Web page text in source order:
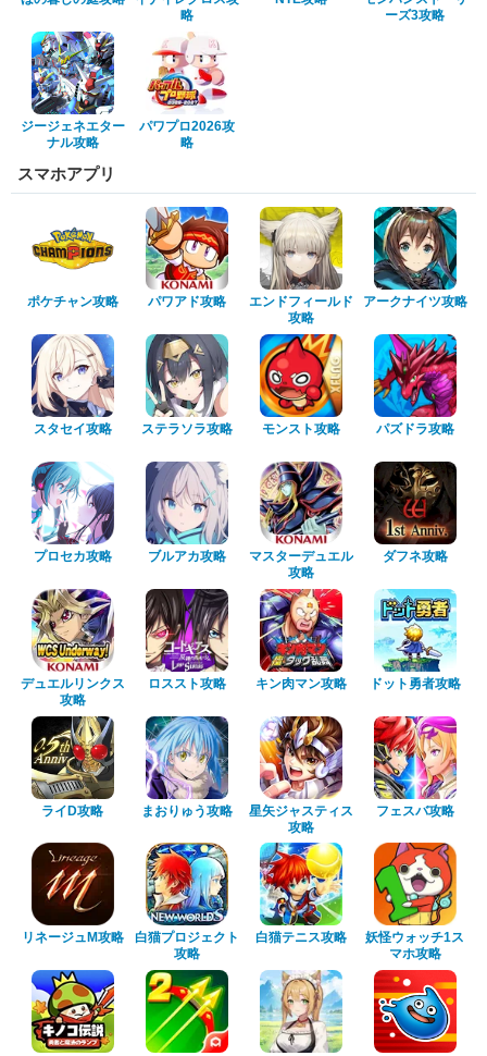
略
ーズ3攻略
ジージェネエター
ナル攻略
パワプロ2026攻
略
スマホアプリ
ポケチャン攻略 パワアド攻略
エンドフィールド
攻略
アークナイツ攻略
スタセイ攻略 ステラソラ攻略 モンスト攻略 パズドラ攻略
プロセカ攻略 ブルアカ攻略
マスターデュエル
攻略
ダフネ攻略
デュエルリンクス
攻略
ロススト攻略 キン肉マン攻略 ドット勇者攻略
ライD攻略 まおりゅう攻略
星矢ジャスティス
攻略
フェスバ攻略
リネージュM攻略
白猫プロジェクト
攻略
白猫テニス攻略
妖怪ウォッチ1ス
マホ攻略